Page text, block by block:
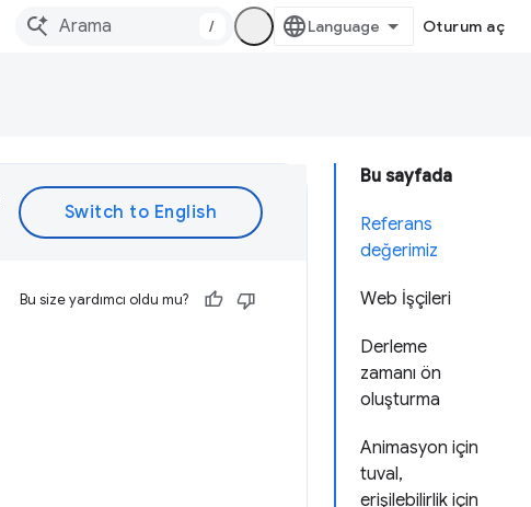
/ Oturum aç
Bu sayfada
Referans
değerimiz
Web İşçileri
Derleme
zamanı ön
oluşturma
Animasyon için
tuval,
erişilebilirlik için
Bu size yardımcı oldu mu?